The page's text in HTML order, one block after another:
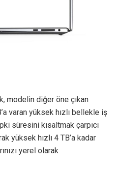
modelin diğer öne çıkan
varan yüksek hızlı bellekle iş
süresini kısaltmak çarpıcı
yüksek hızlı 4 TB’a kadar
yerel olarak